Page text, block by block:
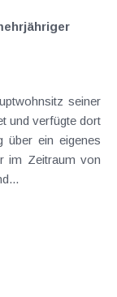
seiner
und verfügte dort
über ein eigenes
im Zeitraum von